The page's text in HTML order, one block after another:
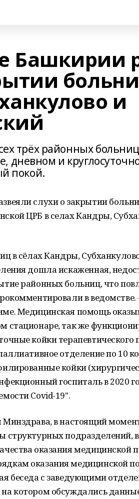
Башкирии
и
трёх районных
дневном и
покой.
слухи о закрытии
ЦРБ в селах Кандры,
в сёлах Кандры,
дошла искаженная,
районных больниц, что
в ведомстве.
Медицинская помощь
стационаре, так же
койки терапевтического
отделение по 10
койки
госпиталь в 2020
Covid-19".
Минздрава, в настоящий
структурных подразделений,
оказания медицинской
оказания медицинской
беседа с заведующими
котором обсуждались